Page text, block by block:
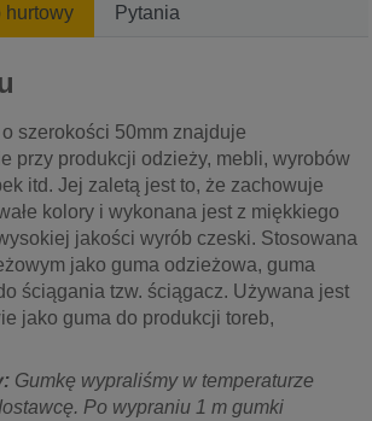
hurtowy Pytania
szerokości 50mm znajduje
przy produkcji odzieży, mebli, wyrobów
itd. Jej zaletą jest to, że zachowuje
kolory i wykonana jest z miękkiego
jakości wyrób czeski. Stosowana
jako guma odzieżowa, guma
ściągania tzw. ściągacz. Używana jest
jako guma do produkcji toreb,
Gumkę wypraliśmy w temperaturze
Po wypraniu 1 m gumki